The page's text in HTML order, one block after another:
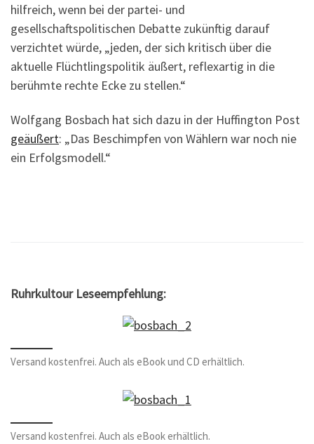
hilfreich, wenn bei der partei- und
gesellschaftspolitischen Debatte zukünftig darauf
verzichtet würde, „jeden, der sich kritisch über die
aktuelle Flüchtlingspolitik äußert, reflexartig in die
berühmte rechte Ecke zu stellen.“
Wolfgang Bosbach hat sich dazu in der Huffington Post
geäußert: „Das Beschimpfen von Wählern war noch nie
ein Erfolgsmodell.“
Ruhrkultour Leseempfehlung:
Versand kostenfrei. Auch als eBook und CD erhältlich.
Versand kostenfrei. Auch als eBook erhältlich.